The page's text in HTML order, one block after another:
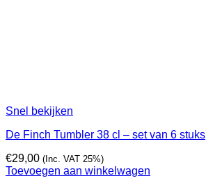
Snel bekijken
De Finch Tumbler 38 cl – set van 6 stuks
€29,00 (Inc. VAT 25%)
Toevoegen aan winkelwagen